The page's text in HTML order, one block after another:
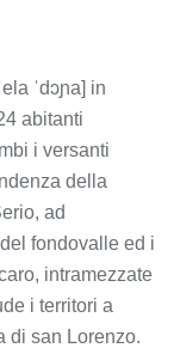
ˈdɔɲa] in
abitanti
i versanti
della
ad
fondovalle ed i
intramezzate
i territori a
di san Lorenzo.